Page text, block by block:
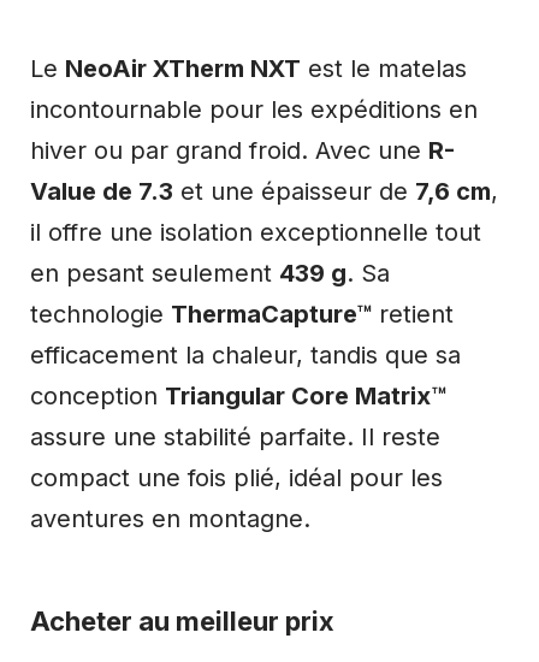
Le NeoAir XTherm NXT est le matelas
incontournable pour les expéditions en
hiver ou par grand froid. Avec une R-
Value de 7.3 et une épaisseur de 7,6 cm,
il offre une isolation exceptionnelle tout
en pesant seulement 439 g. Sa
technologie ThermaCapture™ retient
efficacement la chaleur, tandis que sa
conception Triangular Core Matrix™
assure une stabilité parfaite. Il reste
compact une fois plié, idéal pour les
aventures en montagne.
Acheter au meilleur prix